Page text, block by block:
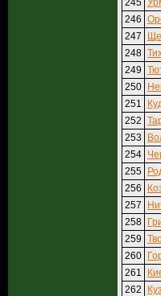
245
246
247
248
249
250
251
252
253
254
255
256
257
258
259
260
261
262